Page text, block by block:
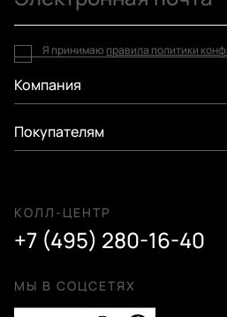
Компания
Покупателям
КОЛЛ-ЦЕНТР
+7 (495) 280-16-40
МЫ В СОЦСЕТЯХ
Я принимаю правила политики